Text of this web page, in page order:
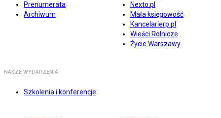
Prenumerata
Archiwum
Nexto.pl
Mała księgowość
Kancelarierp.pl
Wieści Rolnicze
Życie Warszawy
NASZE WYDARZENIA
Szkolenia i konferencje